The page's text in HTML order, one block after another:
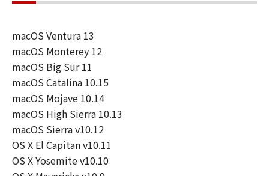
macOS Ventura 13
macOS Monterey 12
macOS Big Sur 11
macOS Catalina 10.15
macOS Mojave 10.14
macOS High Sierra 10.13
macOS Sierra v10.12
OS X El Capitan v10.11
OS X Yosemite v10.10